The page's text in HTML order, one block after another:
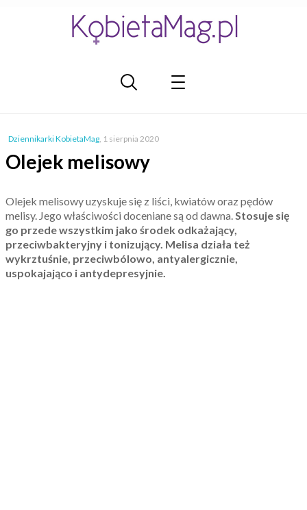
Dziennikarki KobietaMag, 1 sierpnia 2020
Olejek melisowy
Olejek melisowy uzyskuje się z liści, kwiatów oraz pędów
melisy. Jego właściwości doceniane są od dawna.Stosuje się
go przede wszystkim jako środek odkażający,
przeciwbakteryjny i tonizujący. Melisa działa też
wykrztuśnie, przeciwbólowo, antyalergicznie,
uspokajająco i antydepresyjnie.